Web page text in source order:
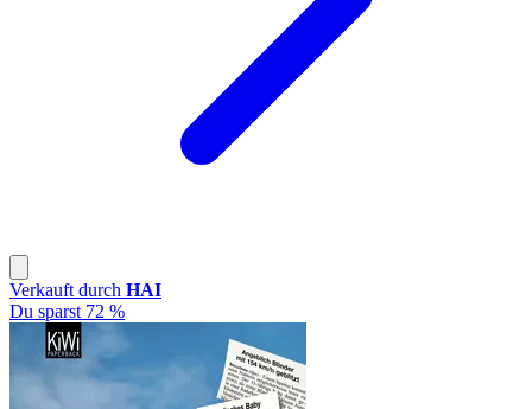
Verkauft durch HAI
Du sparst 72 %